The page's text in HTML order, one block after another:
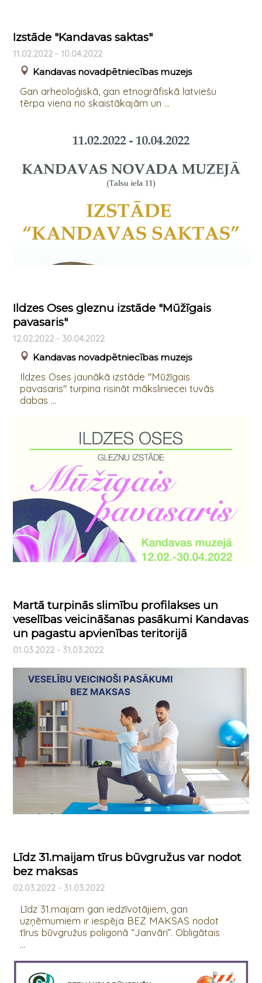
Izstāde "Kandavas saktas"
11.02.2022 - 10.04.2022
Kandavas novadpētniecības muzejs
Gan arheoloģiskā, gan etnogrāfiskā latviešu
tērpa viena no skaistākajām un ...
Ildzes Oses gleznu izstāde "Mūžīgais
pavasaris"
12.02.2022 - 30.04.2022
Kandavas novadpētniecības muzejs
Ildzes Oses jaunākā izstāde "Mūžīgais
pavasaris" turpina risināt māksliniecei tuvās
dabas ...
Martā turpinās slimību profilakses un
veselības veicināšanas pasākumi Kandavas
un pagastu apvienības teritorijā
01.03.2022 - 31.03.2022
Līdz 31.maijam tīrus būvgružus var nodot
bez maksas
02.03.2022 - 31.03.2022
Līdz 31.maijam gan iedzīvotājiem, gan
uzņēmumiem ir iespēja BEZ MAKSAS nodot
tīrus būvgružus poligonā “Janvāri”. Obligātais
...